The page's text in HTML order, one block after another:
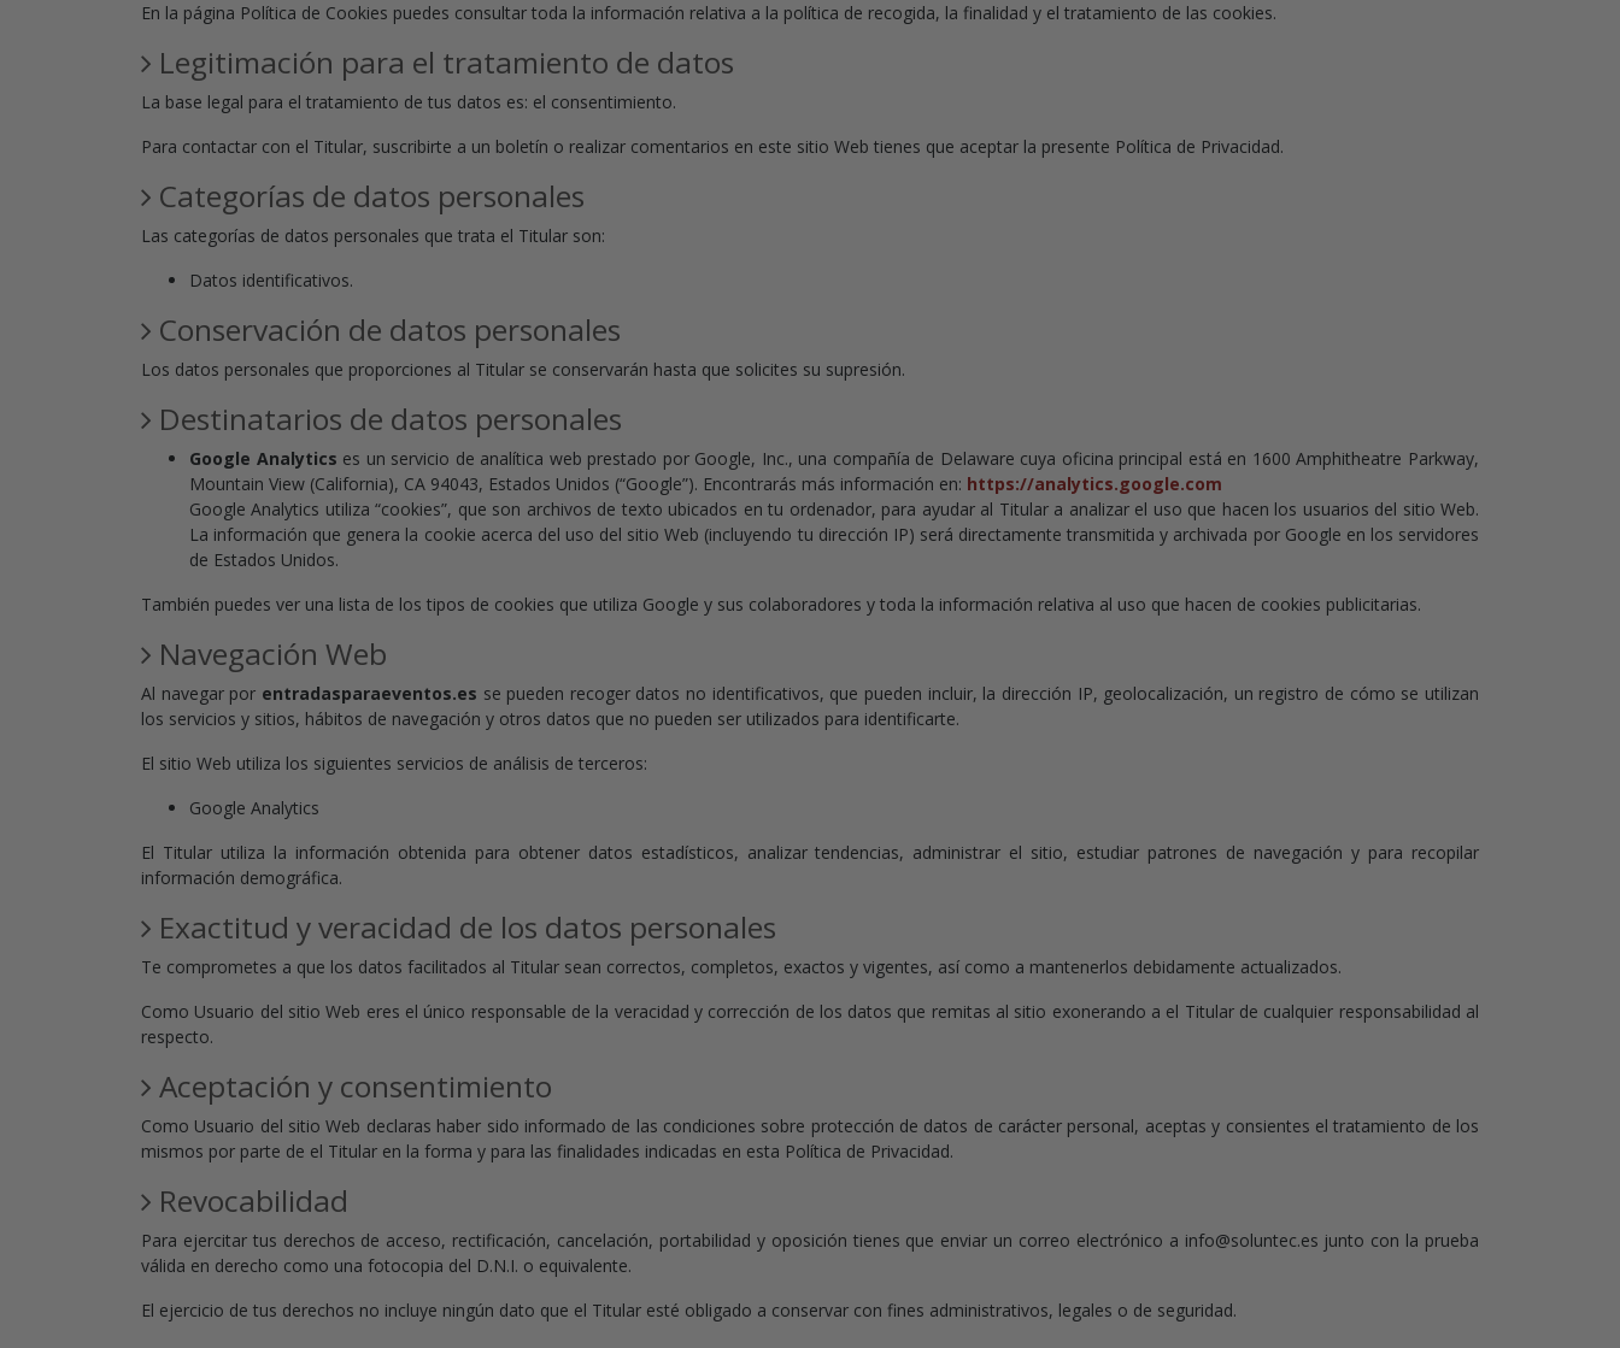
En la página Política de Cookies puedes consultar toda la información relativa a la política de recogida, la finalidad y el tratamiento de las cookies.
Legitimación para el tratamiento de datos
La base legal para el tratamiento de tus datos es: el consentimiento.
Para contactar con el Titular, suscribirte a un boletín o realizar comentarios en este sitio Web tienes que aceptar la presente Política de Privacidad.
Categorías de datos personales
Las categorías de datos personales que trata el Titular son:
Datos identificativos.
Conservación de datos personales
Los datos personales que proporciones al Titular se conservarán hasta que solicites su supresión.
Destinatarios de datos personales
Google Analytics es un servicio de analítica web prestado por Google, Inc., una compañía de Delaware cuya oficina principal está en 1600 Amphitheatre Parkway,
Mountain View (California), CA 94043, Estados Unidos (“Google”). Encontrarás más información en: https://analytics.google.com
Google Analytics utiliza “cookies”, que son archivos de texto ubicados en tu ordenador, para ayudar al Titular a analizar el uso que hacen los usuarios del sitio Web.
La información que genera la cookie acerca del uso del sitio Web (incluyendo tu dirección IP) será directamente transmitida y archivada por Google en los servidores
de Estados Unidos.
También puedes ver una lista de los tipos de cookies que utiliza Google y sus colaboradores y toda la información relativa al uso que hacen de cookies publicitarias.
Navegación Web
Al navegar por entradasparaeventos.es se pueden recoger datos no identificativos, que pueden incluir, la dirección IP, geolocalización, un registro de cómo se utilizan
los servicios y sitios, hábitos de navegación y otros datos que no pueden ser utilizados para identificarte.
El sitio Web utiliza los siguientes servicios de análisis de terceros:
Google Analytics
El Titular utiliza la información obtenida para obtener datos estadísticos, analizar tendencias, administrar el sitio, estudiar patrones de navegación y para recopilar
información demográfica.
Exactitud y veracidad de los datos personales
Te comprometes a que los datos facilitados al Titular sean correctos, completos, exactos y vigentes, así como a mantenerlos debidamente actualizados.
Como Usuario del sitio Web eres el único responsable de la veracidad y corrección de los datos que remitas al sitio exonerando a el Titular de cualquier responsabilidad al
respecto.
Aceptación y consentimiento
Como Usuario del sitio Web declaras haber sido informado de las condiciones sobre protección de datos de carácter personal, aceptas y consientes el tratamiento de los
mismos por parte de el Titular en la forma y para las finalidades indicadas en esta Política de Privacidad.
Revocabilidad
Para ejercitar tus derechos de acceso, rectificación, cancelación, portabilidad y oposición tienes que enviar un correo electrónico a info@soluntec.es junto con la prueba
válida en derecho como una fotocopia del D.N.I. o equivalente.
El ejercicio de tus derechos no incluye ningún dato que el Titular esté obligado a conservar con fines administrativos, legales o de seguridad.